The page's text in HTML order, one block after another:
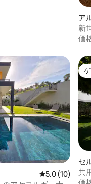
均評価 ア
新
ー/
価
均評価
スです。
レビュー10件
5.0 (10)
セ
共